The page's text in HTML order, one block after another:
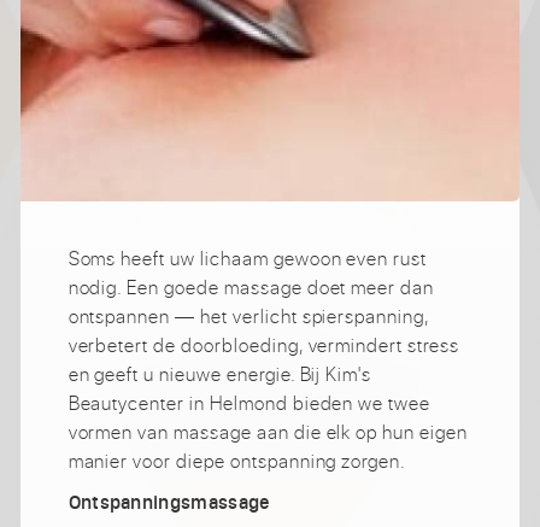
Soms heeft uw lichaam gewoon even rust
nodig. Een goede massage doet meer dan
ontspannen — het verlicht spierspanning,
verbetert de doorbloeding, vermindert stress
en geeft u nieuwe energie. Bij Kim's
Beautycenter in Helmond bieden we twee
vormen van massage aan die elk op hun eigen
manier voor diepe ontspanning zorgen.
Ontspanningsmassage